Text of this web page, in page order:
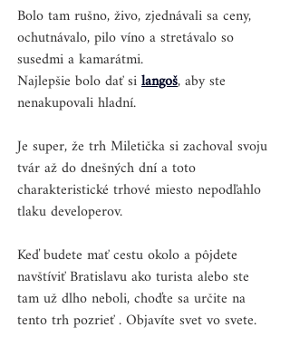
Bolo tam rušno, živo, zjednávali sa ceny,
ochutnávalo, pilo víno a stretávalo so
susedmi a kamarátmi.
Najlepšie bolo dať si langoš, aby ste
nenakupovali hladní.
Je super, že trh Miletička si zachoval svoju
tvár až do dnešných dní a toto
charakteristické trhové miesto nepodľahlo
tlaku developerov.
Keď budete mať cestu okolo a pôjdete
navštíviť Bratislavu ako turista alebo ste
tam už dlho neboli, choďte sa určite na
tento trh pozrieť . Objavíte svet vo svete.